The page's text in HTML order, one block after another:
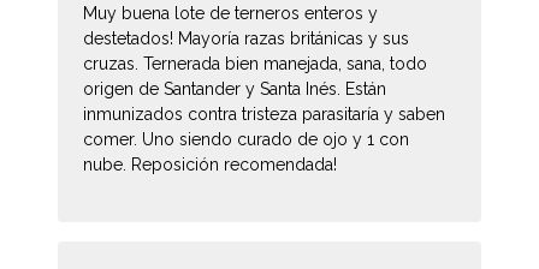
Muy buena lote de terneros enteros y
destetados! Mayoría razas británicas y sus
cruzas. Ternerada bien manejada, sana, todo
origen de Santander y Santa Inés. Están
inmunizados contra tristeza parasitaría y saben
comer. Uno siendo curado de ojo y 1 con
nube. Reposición recomendada!